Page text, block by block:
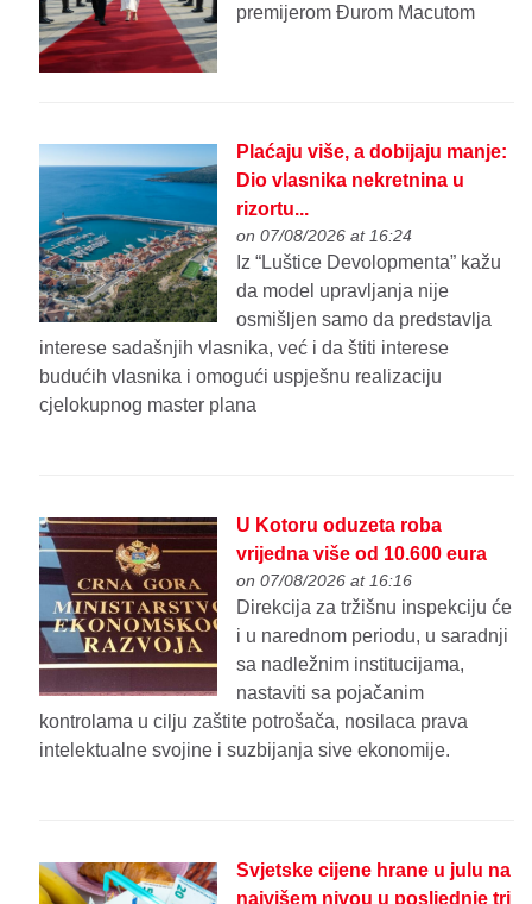
premijerom Đurom Macutom
Plaćaju više, a dobijaju manje:
Dio vlasnika nekretnina u
rizortu...
on 07/08/2026 at 16:24
Iz “Luštice Devolopmenta” kažu
da model upravljanja nije
osmišljen samo da predstavlja
interese sadašnjih vlasnika, već i da štiti interese
budućih vlasnika i omogući uspješnu realizaciju
cjelokupnog master plana
U Kotoru oduzeta roba
vrijedna više od 10.600 eura
on 07/08/2026 at 16:16
Direkcija za tržišnu inspekciju će
i u narednom periodu, u saradnji
sa nadležnim institucijama,
nastaviti sa pojačanim
kontrolama u cilju zaštite potrošača, nosilaca prava
intelektualne svojine i suzbijanja sive ekonomije.
Svjetske cijene hrane u julu na
najvišem nivou u posljednje tri